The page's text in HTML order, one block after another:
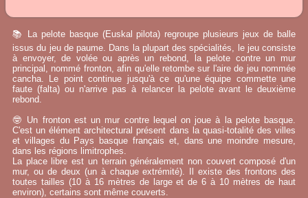
📚 La pelote basque (Euskal pilota) regroupe plusieurs jeux de balle
issus du jeu de paume. Dans la plupart des spécialités, le jeu consiste
à envoyer, de volée ou après un rebond, la pelote contre un mur
principal, nommé fronton, afin qu'elle retombe sur l'aire de jeu nommée
cancha. Le point continue jusqu'à ce qu'une équipe commette une
faute (falta) ou n'arrive pas à relancer la pelote avant le deuxième
rebond.
🤓 Un fronton est un mur contre lequel on joue à la pelote basque.
C'est un élément architectural présent dans la quasi-totalité des villes
et villages du Pays basque français et, dans une moindre mesure,
dans les régions limitrophes.
La place libre est un terrain généralement non couvert composé d'un
mur, ou de deux (un à chaque extrémité). Il existe des frontons des
toutes tailles (10 à 16 mètres de large et de 6 à 10 mètres de haut
environ), certains sont même couverts.